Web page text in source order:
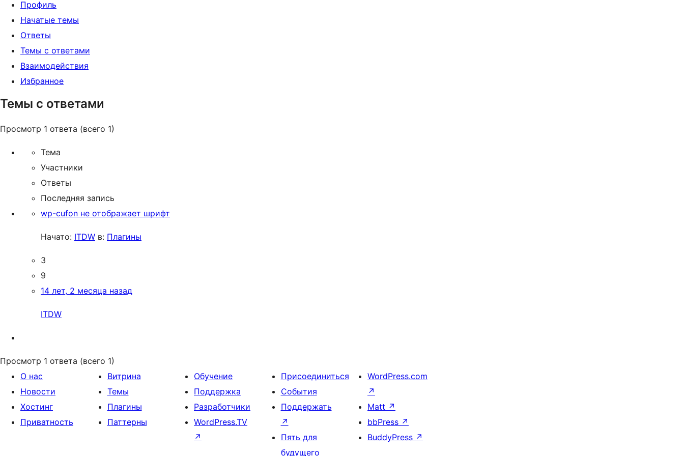
Профиль
Начатые темы
Ответы
Темы с ответами
Взаимодействия
Избранное
Темы с ответами
Просмотр 1 ответа (всего 1)
Тема
Участники
Ответы
Последняя запись
wp-cufon не отображает шрифт
Начато: ITDW в: Плагины
3
9
14 лет, 2 месяца назад
ITDW
Просмотр 1 ответа (всего 1)
О нас
Новости
Хостинг
Приватность
Витрина
Темы
Плагины
Паттерны
Обучение
Поддержка
Разработчики
WordPress.TV
↗
Присоединиться
События
Поддержать
↗
Пять для
будущего
WordPress.com
↗
Matt ↗
bbPress ↗
BuddyPress ↗